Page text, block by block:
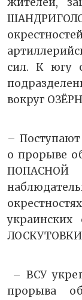
сил. К югу
вокруг
–
о прорыве
ПОПАСНОЙ
украинских
– ВСУ
прорыва